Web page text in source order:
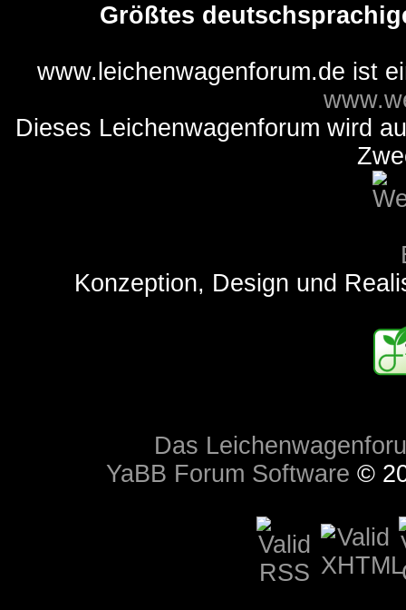
Größtes
www.leichenwagenforum.de ist
Dieses Leichenwagenforum wird
Konzeption, Design und
Das
YaBB Forum Software ©